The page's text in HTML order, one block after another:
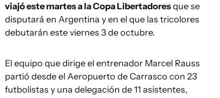
viajó este martes a la Copa Libertadoresque se
disputará en Argentina y en el que las tricolores
debutarán este viernes 3 de octubre.
El equipo que dirige el entrenador Marcel Rauss
partió desde el Aeropuerto de Carrasco con 23
futbolistas y una delegación de 11 asistentes,